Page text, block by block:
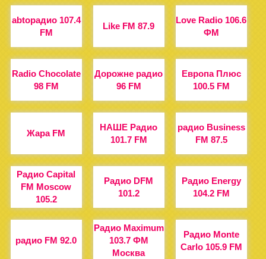
abtoрадио 107.4
FM
Like FM 87.9
Love Radio 106.6
ФМ
Radio Chocolate
98 FM
Дорожне радио
96 FM
Европа Плюс
100.5 FM
Жара FM
НАШЕ Радио
101.7 FM
радио Business
FM 87.5
Радио Capital
FM Moscow
105.2
Радио DFM
101.2
Радио Energy
104.2 FM
радио FM 92.0
Радио Maximum
103.7 ФМ
Москва
Радио Monte
Carlo 105.9 FM